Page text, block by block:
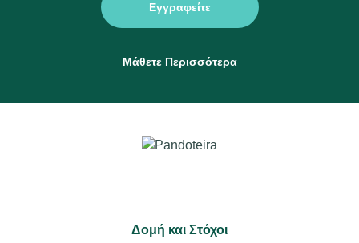
Εγγραφείτε
Μάθετε Περισσότερα
Δομή και Στόχοι